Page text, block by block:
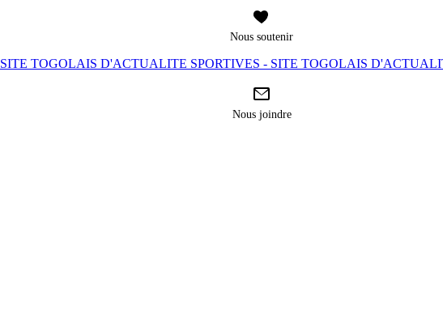
Nous soutenir
SITE TOGOLAIS D'ACTUALITE SPORTIVES - SITE TOGOLAIS
Nous joindre